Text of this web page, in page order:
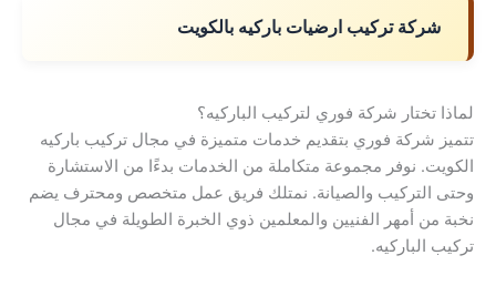
شركة تركيب ارضيات باركيه بالكويت
لماذا تختار شركة فوري لتركيب الباركيه؟
تتميز شركة فوري بتقديم خدمات متميزة في مجال تركيب باركيه
الكويت. نوفر مجموعة متكاملة من الخدمات بدءًا من الاستشارة
وحتى التركيب والصيانة. نمتلك فريق عمل متخصص ومحترف يضم
نخبة من أمهر الفنيين والمعلمين ذوي الخبرة الطويلة في مجال
تركيب الباركيه.